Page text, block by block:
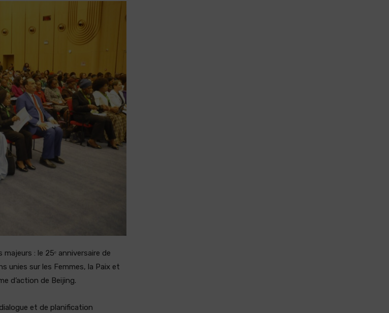
: le 25ᵉ anniversaire de
unies sur les Femmes, la Paix et
d’action de Beijing.
et de planification